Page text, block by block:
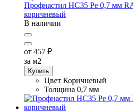
Профнастил НС35 Pe 0,7 мм
коричневый
В наличии
от 457 ₽
за м2
Купить
Цвет Коричневый
Толщина 0,7 мм